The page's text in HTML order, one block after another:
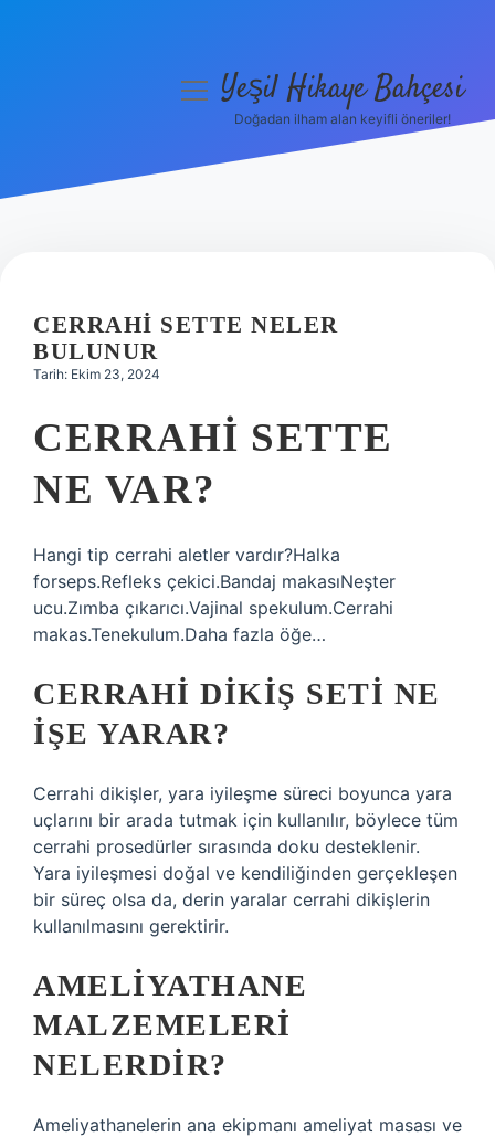
Hakkımızda
menüyüYeşil Hikaye Bahçesi
Doğadan ilham alan keyifli öneriler!
CERRAHI SETTE NELER
BULUNUR
Tarih: Ekim 23, 2024
CERRAHI SETTE
NE VAR?
Hangi tip cerrahi aletler vardır?Halka
forseps.Refleks çekici.Bandaj makasıNeşter
ucu.Zımba çıkarıcı.Vajinal spekulum.Cerrahi
makas.Tenekulum.Daha fazla öğe…
CERRAHI DIKIŞ SETI NE
IŞE YARAR?
Cerrahi dikişler, yara iyileşme süreci boyunca yara
uçlarını bir arada tutmak için kullanılır, böylece tüm
cerrahi prosedürler sırasında doku desteklenir.
Yara iyileşmesi doğal ve kendiliğinden gerçekleşen
bir süreç olsa da, derin yaralar cerrahi dikişlerin
kullanılmasını gerektirir.
AMELIYATHANE
MALZEMELERI
NELERDIR?
Ameliyathanelerin ana ekipmanı ameliyat masası ve